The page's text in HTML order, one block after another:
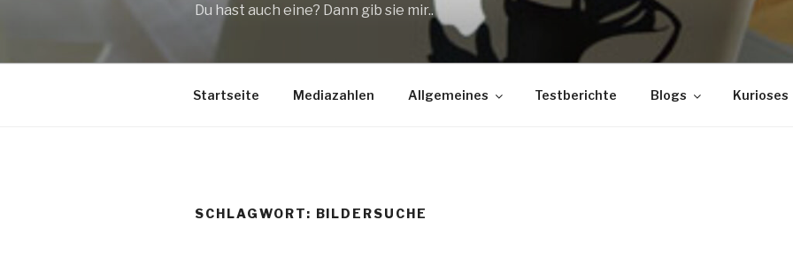
Du hast auch eine? Dann gib sie mir..
Startseite Mediazahlen Allgemeines Testberichte Blogs Kurioses
SCHLAGWORT: BILDERSUCHE